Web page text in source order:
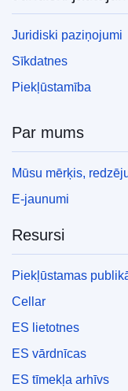
Juridiski paziņojumi
Sīkdatnes
Piekļūstamība
Par mums
Mūsu mērķis,
E-jaunumi
Resursi
Piekļūstamas
Cellar
ES lietotnes
ES vārdnīcas
ES tīmekļa arhīvs